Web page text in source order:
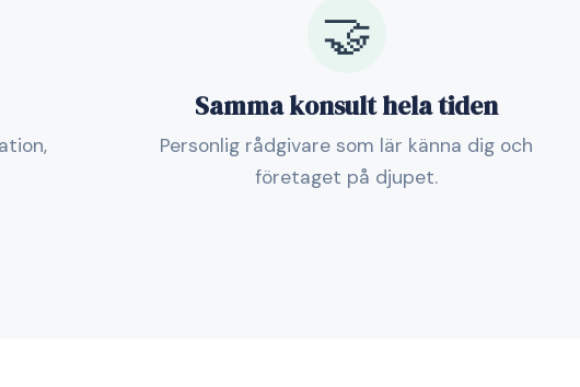
🤝
Samma konsult hela tiden
Personlig rådgivare som lär känna dig och
företaget på djupet.